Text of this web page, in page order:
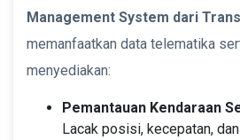
Management System dari
memanfaatkan data telematika
menyediakan:
Pemantauan Kendaraan
Lacak posisi, kecepatan,